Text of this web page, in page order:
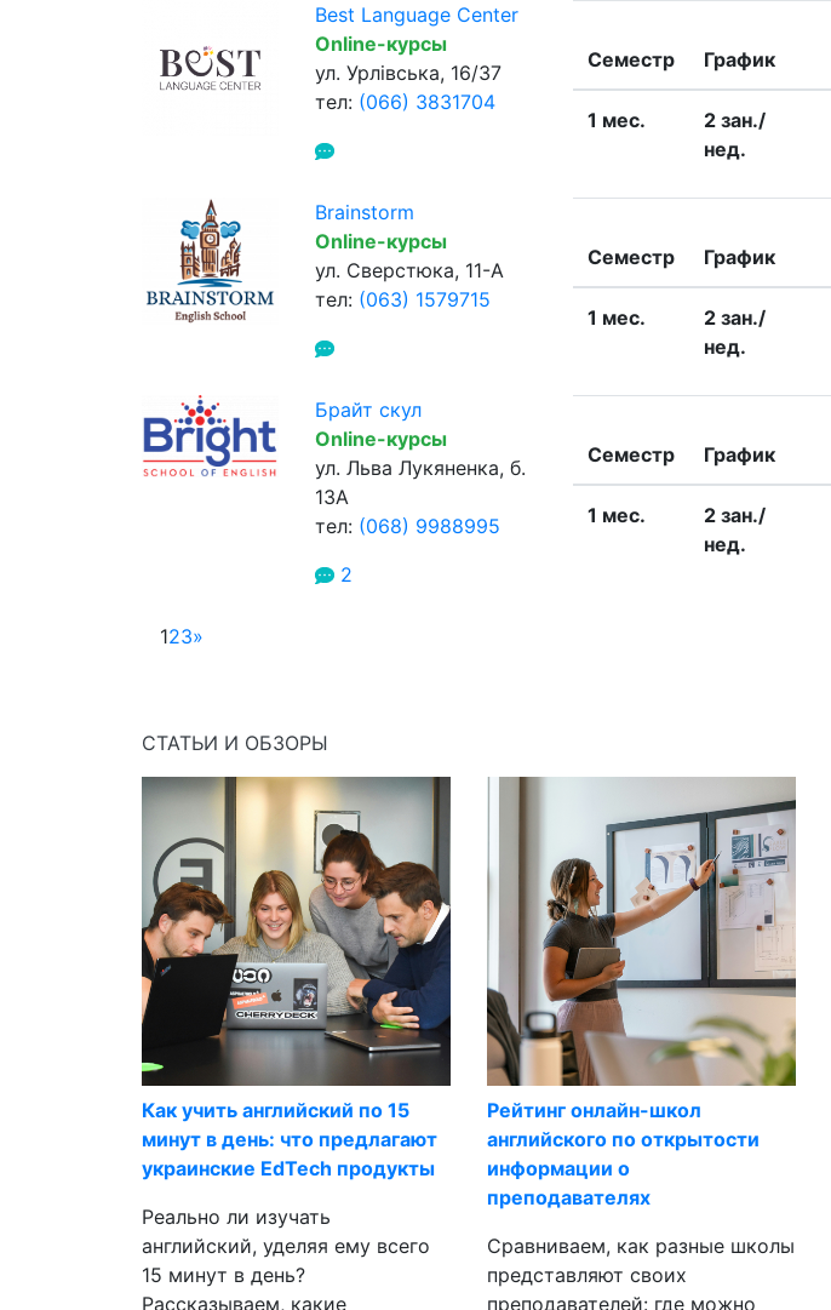
Best Language Center
Online-курсы
ул. Урлівська, 16/37
тел: (066) 3831704
Семестр График
1 меc.
2 зан./
нед.
Brainstorm
Online-курсы
ул. Сверстюка, 11-А
тел: (063) 1579715
Семестр График
1 меc.
2 зан./
нед.
Брайт скул
Online-курсы
ул. Льва Лукяненка, б.
13А
тел: (068) 9988995
2
Семестр График
1 меc.
2 зан./
нед.
123»
СТАТЬИ И ОБЗОРЫ
Как учить английский по 15
минут в день: что предлагают
украинские EdTech продукты
Реально ли изучать
английский, уделяя ему всего
15 минут в день?
Рассказываем, какие
Рейтинг онлайн-школ
английского по открытости
информации о
преподавателях
Сравниваем, как разные школы
представляют своих
преподавателей: где можно